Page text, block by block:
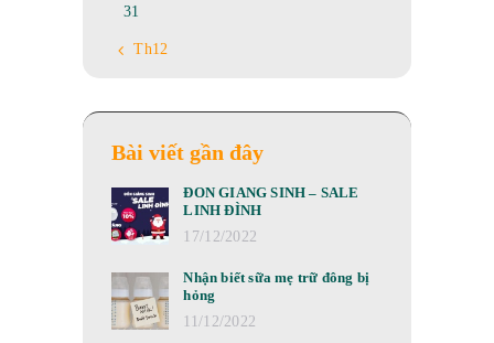
31
« Th12
Bài viết gần đây
ĐÓN GIÁNG SINH – SALE
LINH ĐÌNH
17/12/2022
Nhận biết sữa mẹ trữ đông bị
hỏng
11/12/2022